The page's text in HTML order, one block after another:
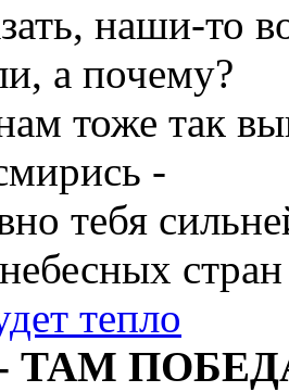
наши-то
а почему?
тоже так
-
тебя
стран
тепло
ТАМ